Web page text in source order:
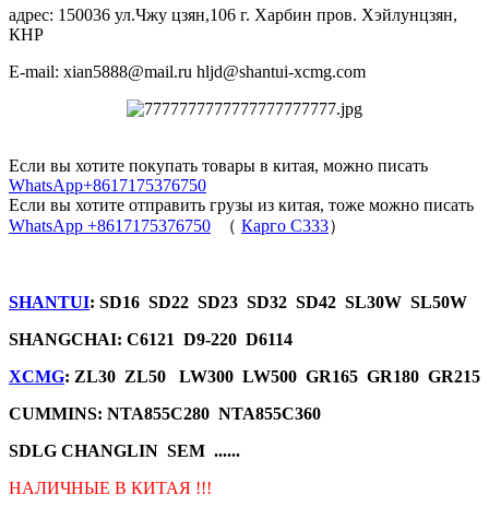
адрес: 150036 ул.Чжу цзян,106 г. Харбин пров. Хэйлунцзян,
КНР
E-mail: xian5888@mail.ru hljd@shantui-xcmg.com
Если вы хотите покупать товары в китая, можно писать
WhatsApp+8617175376750
Если вы хотите отправить грузы из китая, тоже можно писать
WhatsApp +8617175376750 （ Карго C333）
SHANTUI: SD16 SD22 SD23 SD32 SD42 SL30W SL50W
SHANGCHAI: C6121 D9-220 D6114
XCMG: ZL30 ZL50 LW300 LW500 GR165 GR180 GR215
CUMMINS: NTA855C280 NTA855C360
SDLG CHANGLIN SEM ......
НАЛИЧНЫЕ В КИТАЯ !!!